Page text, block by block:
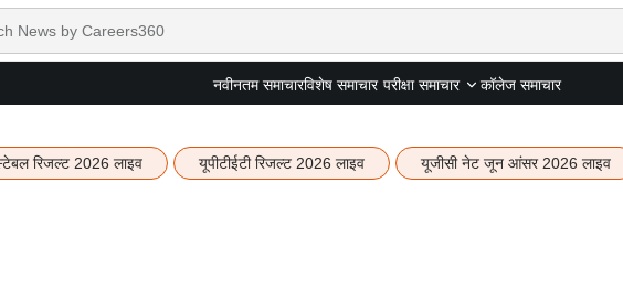
नवीनतम समाचारविशेष समाचार परीक्षा समाचार कॉलेज समाचार
रिजल्ट 2026 लाइव यूपीटीईटी रिजल्ट 2026 लाइव यूजीसी नेट जून आंसर 2026 लाइव